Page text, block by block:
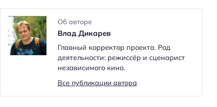
Об авторе
Влад Дикарев
Главный корректор проекта. Род
деятельности: режиссёр и сценарист
независимого кино.
Все публикации автора